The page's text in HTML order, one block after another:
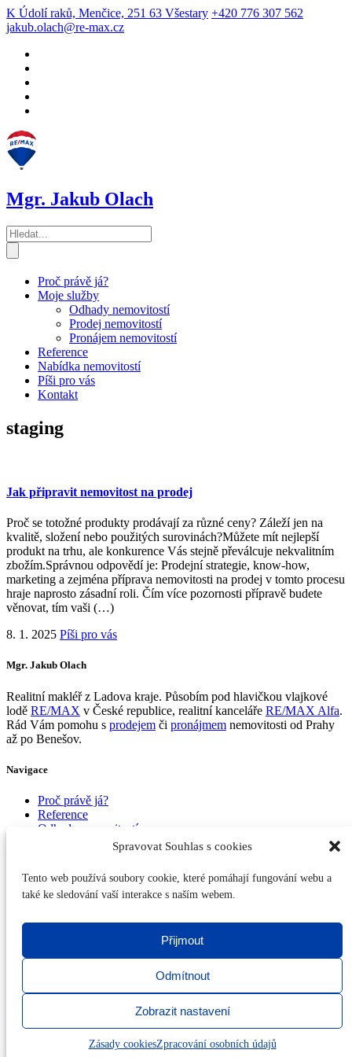
Spravovat Souhlas s cookies
Tento web používá soubory cookie, které pomáhají fungování webu a
také ke sledování vaší interakce s naším webem.
Přijmout
Odmítnout
Zobrazit nastavení
Zásady cookiesZpracování osobních údajů
K Údolí raků, Menčice, 251 63 Všestary +420 776 307 562
jakub.olach@re-max.cz
Mgr. Jakub Olach
Proč právě já?
Moje služby
Odhady nemovitostí
Prodej nemovitostí
Pronájem nemovitostí
Reference
Nabídka nemovitostí
Píši pro vás
Kontakt
staging
Jak připravit nemovitost na prodej
Proč se totožné produkty prodávají za různé ceny? Záleží jen na
kvalitě, složení nebo použitých surovinách?Můžete mít nejlepší
produkt na trhu, ale konkurence Vás stejně převálcuje nekvalitním
zbožím.Správnou odpovědí je: Prodejní strategie, know-how,
marketing a zejména příprava nemovitosti na prodej v tomto procesu
hraje naprosto zásadní roli. Čím více pozornosti přípravě budete
věnovat, tím vaši (…)
8. 1. 2025 Píši pro vás
Mgr. Jakub Olach
Realitní makléř z Ladova kraje. Působím pod hlavičkou vlajkové
lodě RE/MAX v České republice, realitní kanceláře RE/MAX Alfa.
Rád Vám pomohu s prodejem či pronájmem nemovitosti od Prahy
až po Benešov.
Navigace
Proč právě já?
Reference
Odhady nemovitostí
Prodej nemovitostí
Pronájem nemovitostí
Píši pro vás
Kontakt
E-mail:jakub.olach@re-max.cz
Adresa: K Údolí raků, Menčice, 251 63 Všestary
Všechny kontakty
© Mgr. Jakub Olach 2024 |Tvorba webových stránekProweby.cz |
Zpracování osobních údajů|Zásady cookies